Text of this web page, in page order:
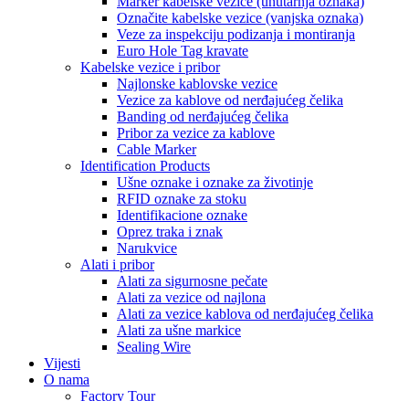
Označite kabelske vezice (vanjska oznaka)
Veze za inspekciju podizanja i montiranja
Euro Hole Tag kravate
Kabelske vezice i pribor
Najlonske kablovske vezice
Vezice za kablove od nerđajućeg čelika
Banding od nerđajućeg čelika
Pribor za vezice za kablove
Cable Marker
Identification Products
Ušne oznake i oznake za životinje
RFID oznake za stoku
Identifikacione oznake
Oprez traka i znak
Narukvice
Alati i pribor
Alati za sigurnosne pečate
Alati za vezice od najlona
Alati za vezice kablova od nerđajućeg čelika
Alati za ušne markice
Sealing Wire
Vijesti
O nama
Factory Tour